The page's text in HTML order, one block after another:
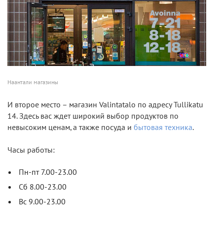
Наантали магазины
И второе место – магазин Valintatalo по адресу Tullikatu
14. Здесь вас ждет широкий выбор продуктов по
невысоким ценам, а также посуда и бытовая техника.
Часы работы:
Пн-пт 7.00-23.00
Сб 8.00-23.00
Вс 9.00-23.00